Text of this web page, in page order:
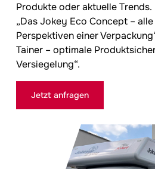
Produkte oder aktuelle
„Das Jokey Eco Concept –
Perspektiven einer
Tainer – optimale
Versiegelung“.
Jetzt anfragen